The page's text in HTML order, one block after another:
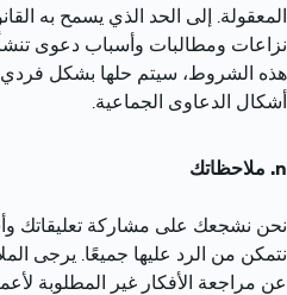
المعقولة. إلى الحد الذي يسمح به
نزاعات ومطالبات وأسباب دعوى
هذه الشروط، سيتم حلها بشكل
أشكال الدعاوى الجماعية.
ملاحظاتك
نحن نشجعك على مشاركة تعليقاتك
نتمكن من الرد عليها جميعًا. يرجى
عن مراجعة الأفكار غير المطلوبة